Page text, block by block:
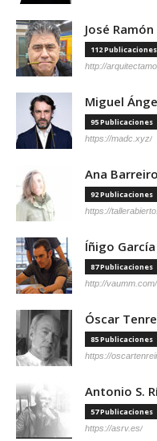
José
112 Publicaciones
http://
Miguel
95 Publicaciones
https://madc.xyz/
Ana
92 Publicaciones
https://
Íñigo
87 Publicaciones
http://vaumm.com/
Óscar
85 Publicaciones
https://
Antonio S.
57 Publicaciones
https://asrv.es/